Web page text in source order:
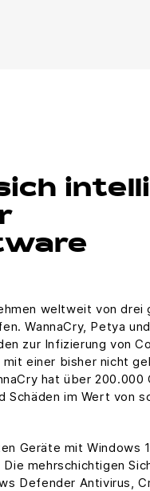
weltweit von drei
WannaCry, Petya
zur Infizierung von
einer bisher nicht
hat über 200.000
Schäden im Wert von
Geräte mit Windows
mehrschichtigen
Defender Antivirus,